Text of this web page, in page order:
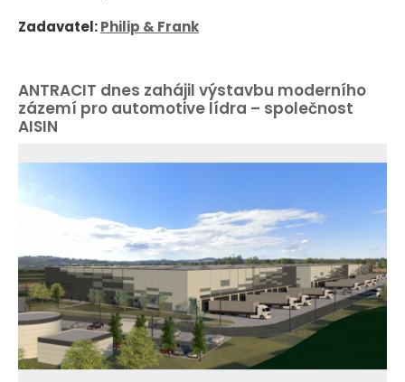
Zadavatel:Philip & Frank
ANTRACIT dnes zahájil výstavbu moderního
zázemí pro automotive lídra – společnost
AISIN